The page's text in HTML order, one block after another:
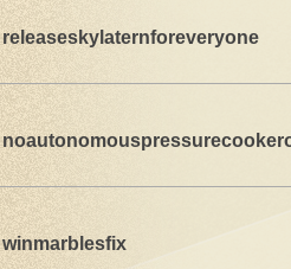
releaseskylaternforeveryone
winmarblesfix